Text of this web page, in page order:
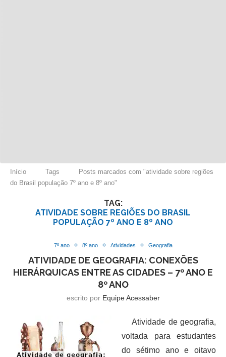
Início Tags
Posts marcados com "atividade sobre regiões
do Brasil população 7º ano e 8º ano"
TAG:
ATIVIDADE SOBRE REGIÕES DO BRASIL
POPULAÇÃO 7º ANO E 8º ANO
7º ano 8º ano Atividades Geografia
ATIVIDADE DE GEOGRAFIA: CONEXÕES
HIERÁRQUICAS ENTRE AS CIDADES – 7º ANO E
8º ANO
escrito por Equipe Acessaber
Atividade de geografia,
voltada para estudantes
do sétimo ano e oitavo